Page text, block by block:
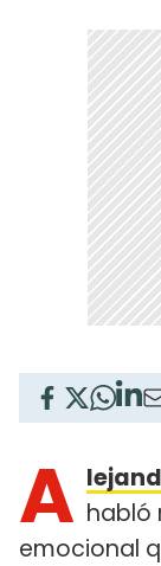
A habló
emocional